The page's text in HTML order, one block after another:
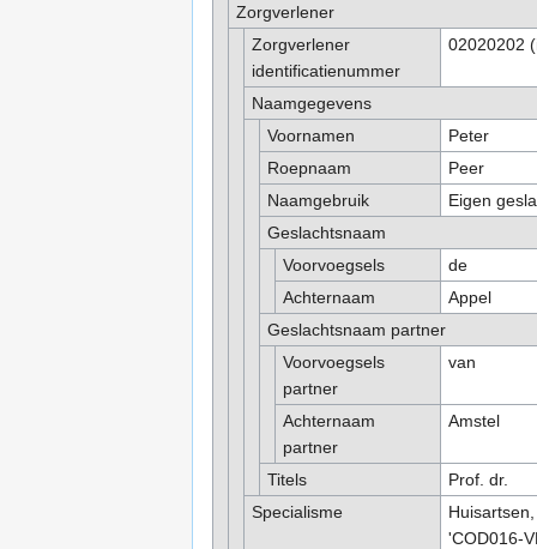
Zorgverlener
Zorgverlener
identificatienummer
02020202
Naamgegevens
Voornamen
Peter
Roepnaam
Peer
Naamgebruik
Eigen
Geslachtsnaam
Voorvoegsels
de
Achternaam
Appel
Geslachtsnaam partner
Voorvoegsels
partner
van
Achternaam
partner
Amstel
Titels
Prof. dr.
Specialisme
'COD016-